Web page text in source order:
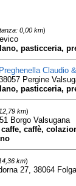
0,00 km)
pasticceria,
Claudio
Pergine
pasticceria,
km)
Borgo Valsugana
caffè,
km)
27, 38064